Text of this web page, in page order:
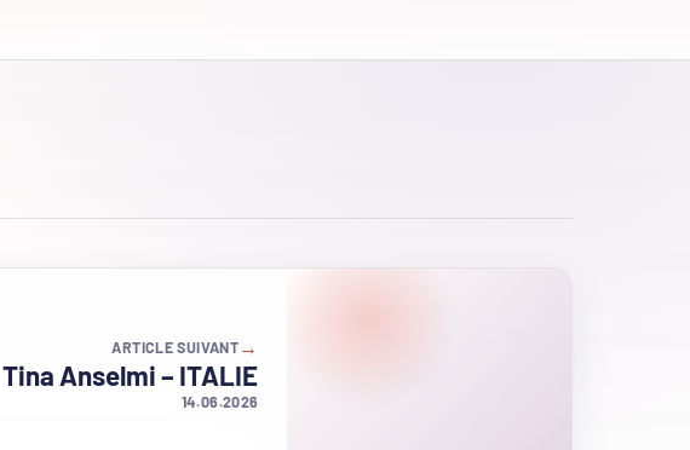
→
ARTICLE SUIVANT
Tina Anselmi – ITALIE
14.06.2026